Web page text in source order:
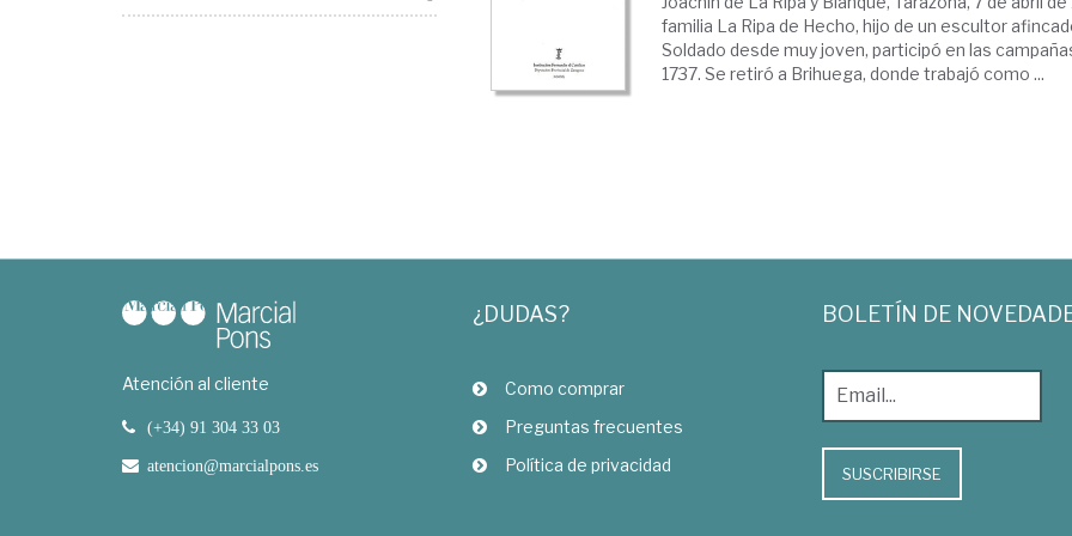
familia La Ripa de Hecho, hijo de un escultor
Soldado desde muy joven, participó en las
1737. Se retiró a Brihuega, donde trabajó como ...
Atención al cliente
(+34) 91 304 33 03
atencion@marcialpons.es
¿DUDAS?
Como comprar
Preguntas frecuentes
Política de privacidad
BOLETÍN DE
SUSCRIBIRSE